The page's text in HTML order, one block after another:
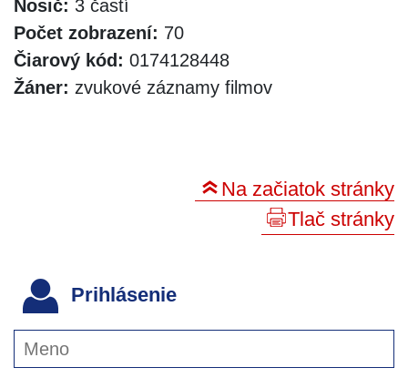
Nosič: 3 častí
Počet zobrazení: 70
Čiarový kód: 0174128448
Žáner: zvukové záznamy filmov
Na začiatok stránky
Tlač stránky
Prihlásenie